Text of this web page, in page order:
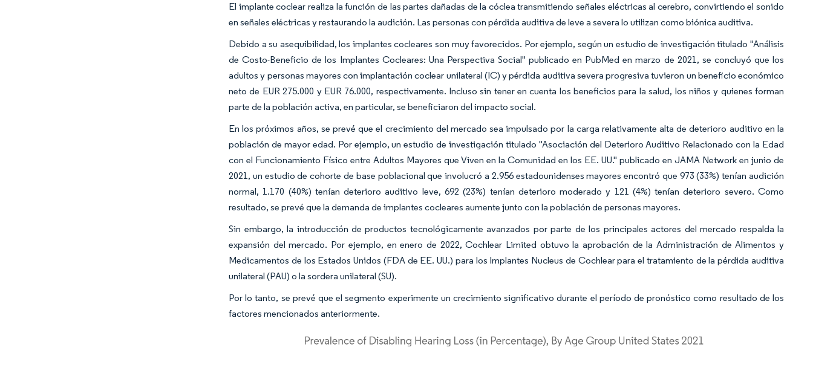
El implante coclear realiza la función de las partes dañadas de la cóclea transmitiendo señales eléctricas al cerebro, convirtiendo el sonido
en señales eléctricas y restaurando la audición. Las personas con pérdida auditiva de leve a severa lo utilizan como biónica auditiva.
Debido a su asequibilidad, los implantes cocleares son muy favorecidos. Por ejemplo, según un estudio de investigación titulado "Análisis
de Costo-Beneficio de los Implantes Cocleares: Una Perspectiva Social" publicado en PubMed en marzo de 2021, se concluyó que los
adultos y personas mayores con implantación coclear unilateral (IC) y pérdida auditiva severa progresiva tuvieron un beneficio económico
neto de EUR 275.000 y EUR 76.000, respectivamente. Incluso sin tener en cuenta los beneficios para la salud, los niños y quienes forman
parte de la población activa, en particular, se beneficiaron del impacto social.
En los próximos años, se prevé que el crecimiento del mercado sea impulsado por la carga relativamente alta de deterioro auditivo en la
población de mayor edad. Por ejemplo, un estudio de investigación titulado "Asociación del Deterioro Auditivo Relacionado con la Edad
con el Funcionamiento Físico entre Adultos Mayores que Viven en la Comunidad en los EE. UU." publicado en JAMA Network en junio de
2021, un estudio de cohorte de base poblacional que involucró a 2.956 estadounidenses mayores encontró que 973 (33%) tenían audición
normal, 1.170 (40%) tenían deterioro auditivo leve, 692 (23%) tenían deterioro moderado y 121 (4%) tenían deterioro severo. Como
resultado, se prevé que la demanda de implantes cocleares aumente junto con la población de personas mayores.
Sin embargo, la introducción de productos tecnológicamente avanzados por parte de los principales actores del mercado respalda la
expansión del mercado. Por ejemplo, en enero de 2022, Cochlear Limited obtuvo la aprobación de la Administración de Alimentos y
Medicamentos de los Estados Unidos (FDA de EE. UU.) para los Implantes Nucleus de Cochlear para el tratamiento de la pérdida auditiva
unilateral (PAU) o la sordera unilateral (SU).
Por lo tanto, se prevé que el segmento experimente un crecimiento significativo durante el período de pronóstico como resultado de los
factores mencionados anteriormente.